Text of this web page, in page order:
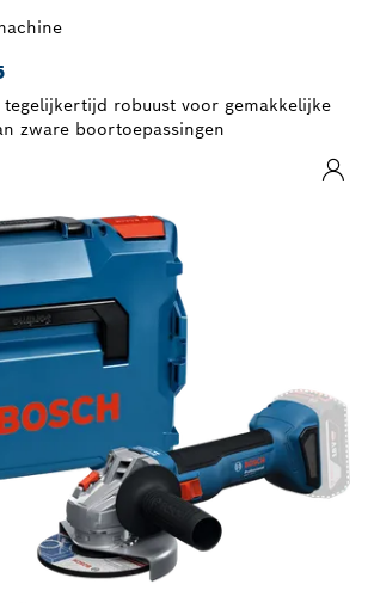
tegelijkertijd robuust voor gemakkelijke
zware boortoepassingen